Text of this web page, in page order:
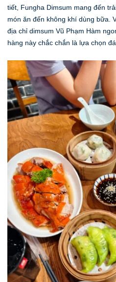
tiết, Fungha Dimsum mang đến
món ăn đến không khí dùng bữa.
địa chỉ dimsum Vũ Phạm Hàm
hàng này chắc chắn là lựa chọn